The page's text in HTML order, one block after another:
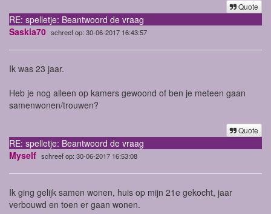
Quote
RE: spelletje: Beantwoord de vraag
Saskia70 schreef op: 30-06-2017 16:43:57
Ik was 23 jaar.
Heb je nog alleen op kamers gewoond of ben je meteen gaan
samenwonen/trouwen?
Quote
RE: spelletje: Beantwoord de vraag
Myself schreef op: 30-06-2017 16:53:08
Ik ging gelijk samen wonen, huis op mijn 21e gekocht, jaar
verbouwd en toen er gaan wonen.